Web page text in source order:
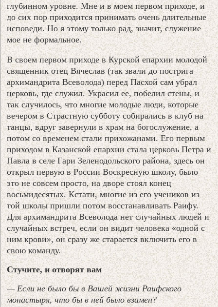
глубинном уровне. Мне и в моем первом приходе, и
до сих пор приходится принимать очень длительные
исповеди. Но я этому только рад, значит, служение
мое не формальное.
В своем первом приходе в Курской епархии молодой
священник отец Вячеслав (так звали до пострига
архимандрита Всеволода) перед Пасхой сам убрал
церковь, где служил. Украсил ее, побелил стены, и
так случилось, что многие молодые люди, которые
вечером в Страстную субботу собирались в клуб на
танцы, вдруг завернули в храм на богослужение, а
потом со временем стали прихожанами. Его первым
приходом в Казанской епархии стала церковь Петра и
Павла в селе Гари Зеленодольского района, здесь он
открыл первую в России Воскресную школу, было
это не совсем просто, на дворе стоял конец
восьмидесятых. Кстати, многие из его учеников из
той школы пришли потом восстанавливать Раифу.
Для архимандрита Всеволода нет случайных людей и
случайных встреч, если он видит человека «одной с
ним крови», он сразу же старается включить его в
свою команду.
Стучите, и отворят вам
— Если не было бы в Вашей жизни Раифского
монастыря, что бы в ней было взамен?